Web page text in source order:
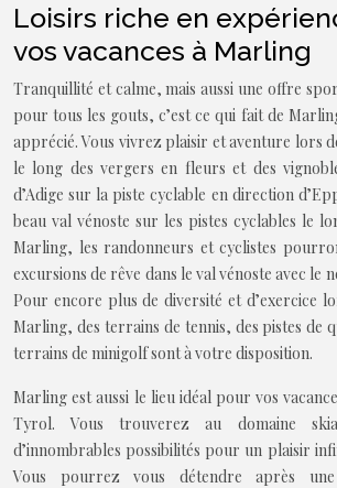
Loisirs riche en
vos vacances à Marling
Tranquillité et calme, mais aussi une offre
pour tous les gouts, c’est ce qui fait de
apprécié. Vous vivrez plaisir et aventure lors
le long des vergers en fleurs et des
d’Adige sur la piste cyclable en direction
beau val vénoste sur les pistes cyclables le
Marling, les randonneurs et cyclistes
excursions de rêve dans le val vénoste avec le
Pour encore plus de diversité et d’exercice
Marling, des terrains de tennis, des pistes de
terrains de minigolf sont à votre disposition.
Marling est aussi le lieu idéal pour vos
Tyrol. Vous trouverez au domaine
d’innombrables possibilités pour un plaisir
Vous pourrez vous détendre après